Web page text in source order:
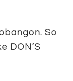
So
DON’S